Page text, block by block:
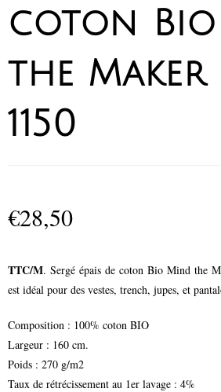
coton
the Maker
1150
€28,50
TTC/M. Sergé épais de coton Bio Mind the
est idéal pour des vestes, trench, jupes, et
Composition : 100% coton BIO
Largeur : 160 cm.
Poids : 270 g/m2
Taux de rétrécissement au 1er lavage : 4%